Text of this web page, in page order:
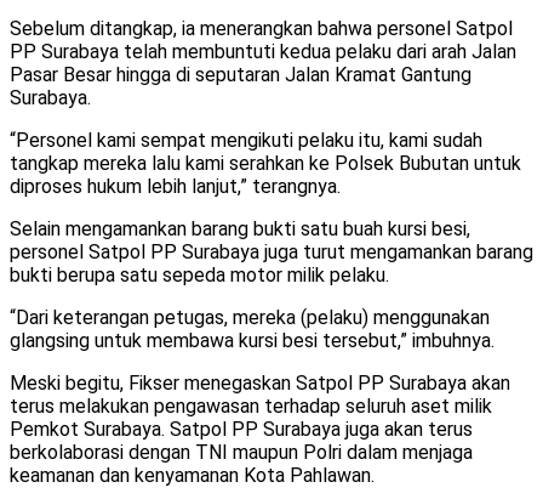
Sebelum ditangkap, ia menerangkan bahwa personel Satpol
PP Surabaya telah membuntuti kedua pelaku dari arah Jalan
Pasar Besar hingga di seputaran Jalan Kramat Gantung
Surabaya.
“Personel kami sempat mengikuti pelaku itu, kami sudah
tangkap mereka lalu kami serahkan ke Polsek Bubutan untuk
diproses hukum lebih lanjut,” terangnya.
Selain mengamankan barang bukti satu buah kursi besi,
personel Satpol PP Surabaya juga turut mengamankan barang
bukti berupa satu sepeda motor milik pelaku.
“Dari keterangan petugas, mereka (pelaku) menggunakan
glangsing untuk membawa kursi besi tersebut,” imbuhnya.
Meski begitu, Fikser menegaskan Satpol PP Surabaya akan
terus melakukan pengawasan terhadap seluruh aset milik
Pemkot Surabaya. Satpol PP Surabaya juga akan terus
berkolaborasi dengan TNI maupun Polri dalam menjaga
keamanan dan kenyamanan Kota Pahlawan.